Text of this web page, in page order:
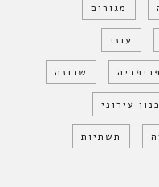
מגורים
עוני
פריפריה שכונה
עירוני
תשתיות